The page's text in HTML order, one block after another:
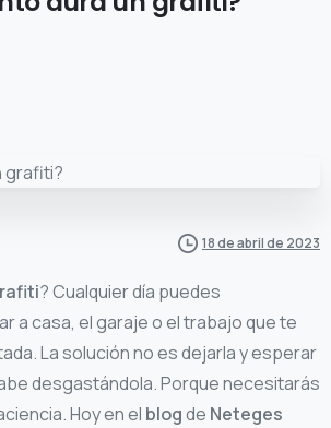
18 de abril de 2023
? Cualquier día puedes
a casa, el garaje o el trabajo que te
La solución no es dejarla y esperar
desgastándola. Porque necesitarás
Hoy en el blogde Neteges